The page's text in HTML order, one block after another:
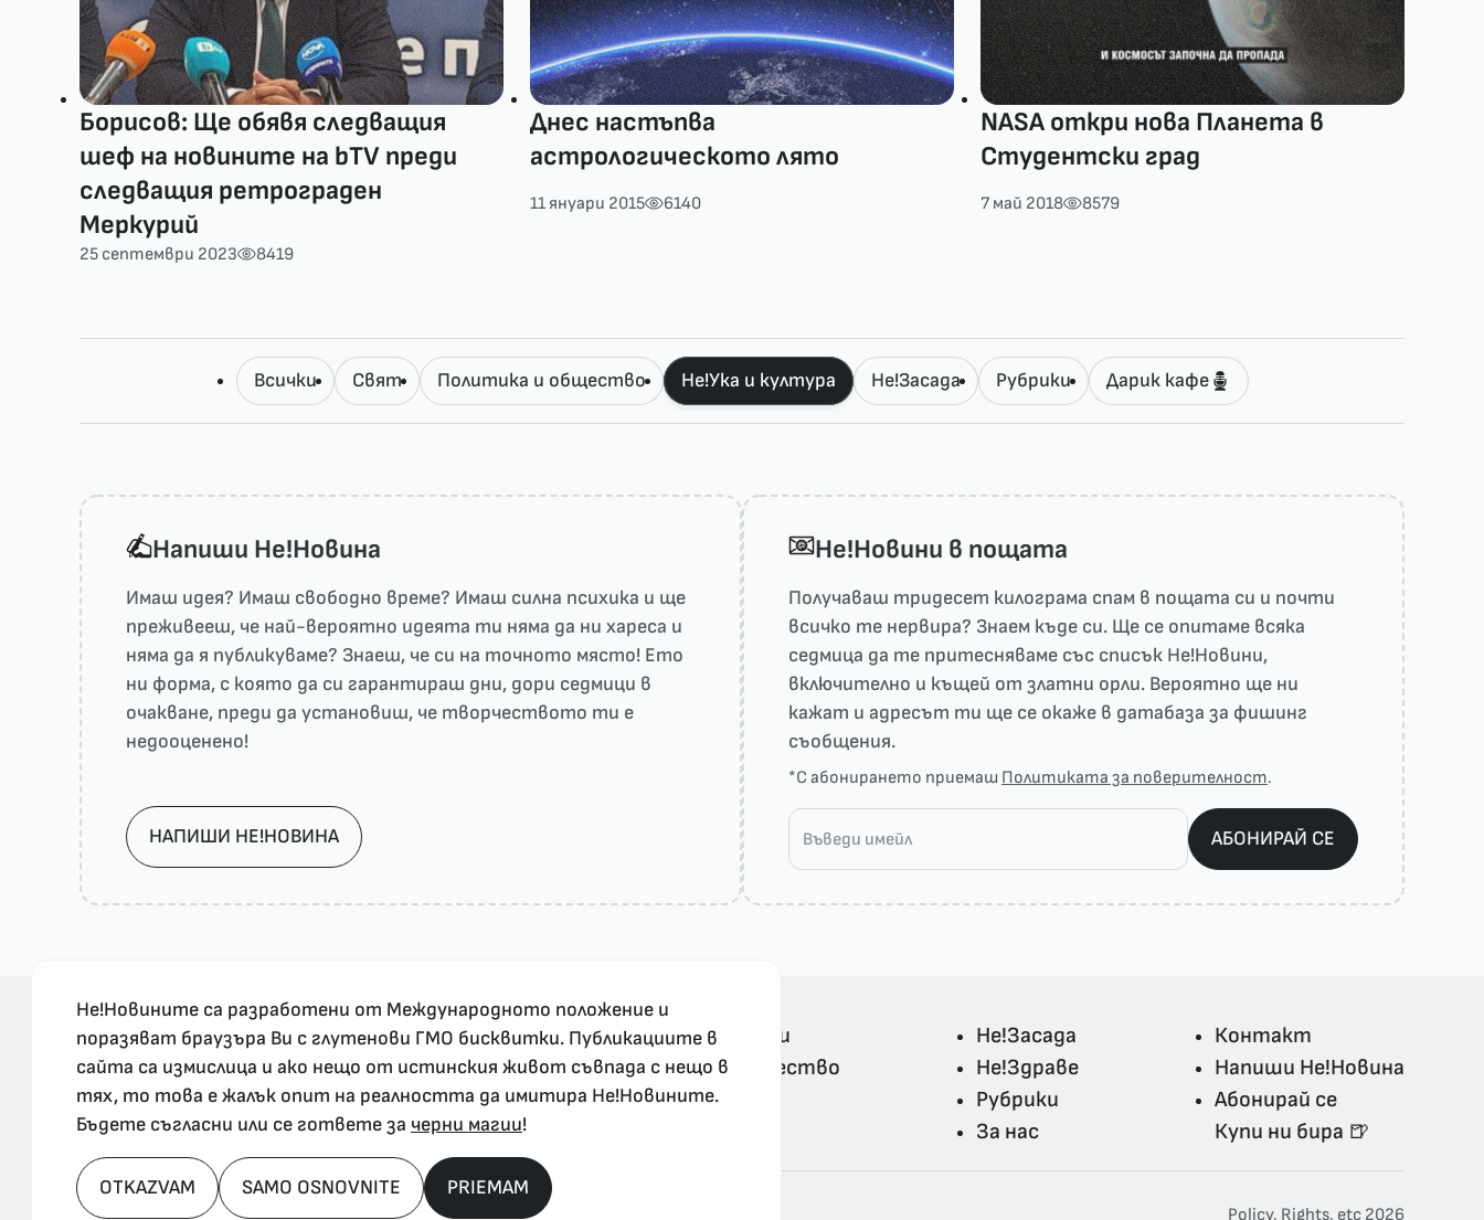
Борисов: Ще обявя следващия
шеф на новините на bTV преди
следващия ретрограден
Меркурий
25 септември 2023 8419
Днес настъпва
астрологическото лято
11 януари 2015 6140
NASA откри нова Планета в
Студентски град
7 май 2018 8579
Всички Свят Политика и общество Не!Ука и култура Не!Засада Рубрики Дарик кафе
Напиши He!Новина
Имаш идея? Имаш свободно време? Имаш силна психика и ще
преживееш, че най-вероятно идеята ти няма да ни харесa и
няма да я публикуваме? Знаеш, че си на точното място! Ето
ни форма, с която да си гарантираш дни, дори седмици в
очакване, преди да установиш, че творчеството ти е
недооценено!
НАПИШИ НЕ!НОВИНА
He!Новини в пощата
Получаваш тридесет килограма спам в пощата си и почти
всичко те нервира? Знаем къде си. Ще се опитаме всяка
седмица да те притесняваме със списък He!Новини,
включително и къщей от златни орли. Вероятно ще ни
кажат и адресът ти ще се окаже в датабаза за фишинг
съобщения.
*С абонирането приемаш Политиката за поверителност.
АБОНИРАЙ СЕ
За реклама и връзка с нас, пишете на
nenovinite@gmail.com
Всички Не!Новини
Политика и общество
Свят
Не!Засада
Не!Здраве
Рубрики
За нас
Контакт
Напиши Не!Новина
Абонирай се
Купи ни бира 🍺
Policy, Rights, etc 2026
Не!Новините са разработени от Международното положение и
поразяват браузъра Ви с глутенови ГМО бисквитки. Публикациите в
сайта са измислица и ако нещо от истинския живот съвпада с нещо в
тях, то това е жалък опит на реалността да имитира Не!Новините.
Бъдете съгласни или се гответе за черни магии!
OTKAZVAM SAMO OSNOVNITE PRIEMAM